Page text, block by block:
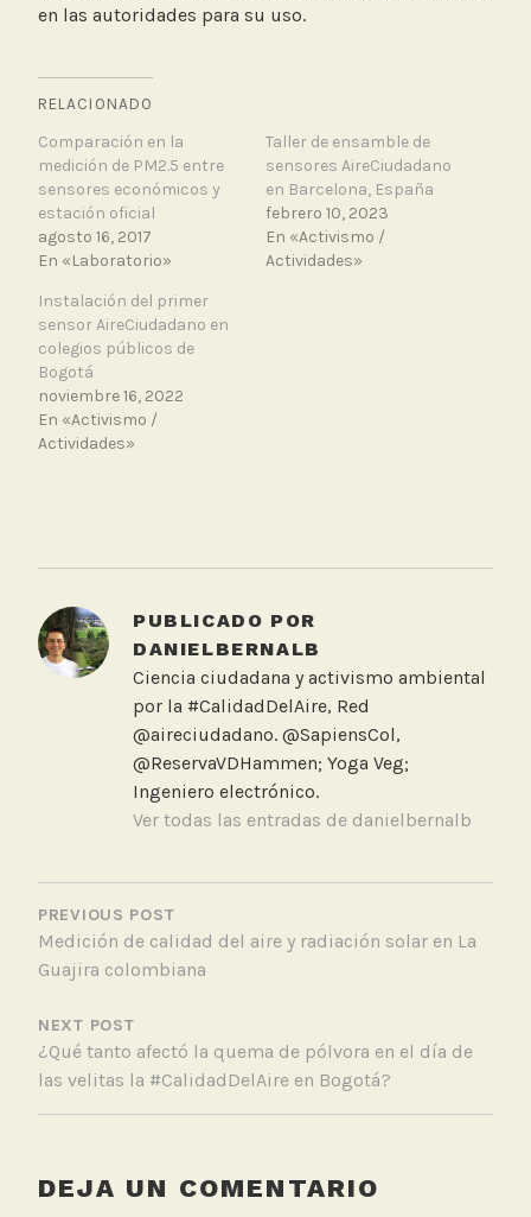
en las autoridades para su uso.
RELACIONADO
Comparación en la
medición de PM2.5 entre
sensores económicos y
estación oficial
agosto 16, 2017
En «Laboratorio»
Taller de ensamble de
sensores AireCiudadano
en Barcelona, España
febrero 10, 2023
En «Activismo /
Actividades»
Instalación del primer
sensor AireCiudadano en
colegios públicos de
Bogotá
noviembre 16, 2022
En «Activismo /
Actividades»
e
d
a
l
PUBLICADO POR
DANIELBERNALB
Ciencia ciudadana y activismo ambiental
por la #CalidadDelAire, Red
@aireciudadano. @SapiensCol,
@ReservaVDHammen; Yoga Veg;
Ingeniero electrónico.
Ver todas las entradas de danielbernalb
NAVEGACIÓN
DE
ENTRADAS
PREVIOUS POST
Medición de calidad del aire y radiación solar en La
Guajira colombiana
NEXT POST
¿Qué tanto afectó la quema de pólvora en el día de
las velitas la #CalidadDelAire en Bogotá?
DEJA UN COMENTARIO